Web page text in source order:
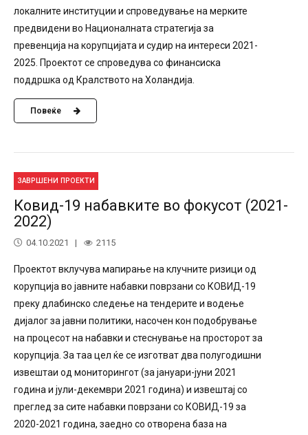
локалните институции и спроведување на мерките
предвидени во Националната стратегија за
превенција на корупцијата и судир на интереси 2021-
2025. Проектот се спроведува со финансиска
поддршка од Кралството на Холандија.
Повеќе
ЗАВРШЕНИ ПРОЕКТИ
Ковид-19 набавките во фокусот (2021-
2022)
04.10.2021 2115
Проектот вклучува мапирање на клучните ризици од
корупција во јавните набавки поврзани со КОВИД-19
преку длабинско следење на тендерите и водење
дијалог за јавни политики, насочен кон подобрување
на процесот на набавки и стеснување на просторот за
корупција. За таа цел ќе се изготват два полугодишни
извештаи од мониторингот (за јануари-јуни 2021
година и јули-декември 2021 година) и извештај со
преглед за сите набавки поврзани со КОВИД-19 за
2020-2021 година, заедно со отворена база на